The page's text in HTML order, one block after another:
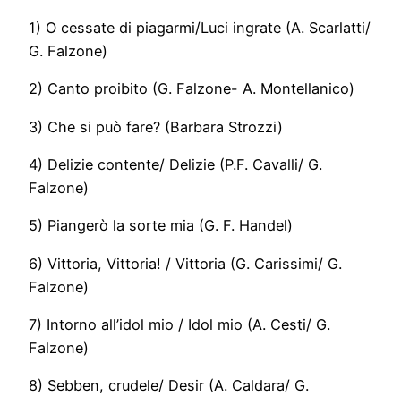
1) O cessate di piagarmi/Luci ingrate (A. Scarlatti/
G. Falzone)
2) Canto proibito (G. Falzone- A. Montellanico)
3) Che si può fare? (Barbara Strozzi)
4) Delizie contente/ Delizie (P.F. Cavalli/ G.
Falzone)
5) Piangerò la sorte mia (G. F. Handel)
6) Vittoria, Vittoria! / Vittoria (G. Carissimi/ G.
Falzone)
7) Intorno all’idol mio / Idol mio (A. Cesti/ G.
Falzone)
8) Sebben, crudele/ Desir (A. Caldara/ G.